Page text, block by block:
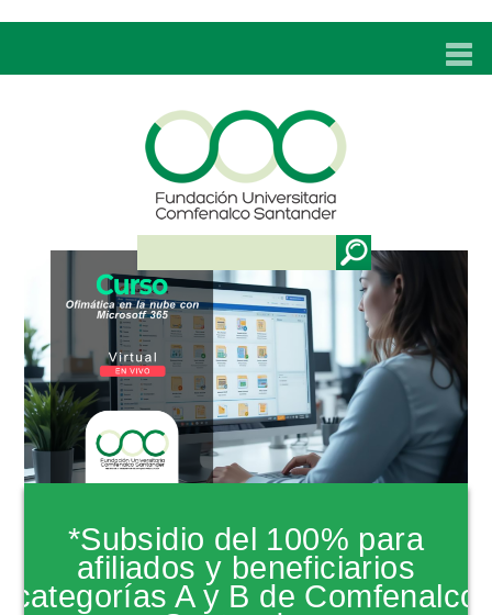
UNC
ADMISIONES
PROGRAMAS
TÉCNICOS LABORALES
BIENESTAR
BIBLIOTECA
INVESTIGACIONES
EDUCACIÓN CONTINUA
NOTICIAS
*Subsidio del 100% para
afiliados y beneficiarios
categorías A y B de Comfenalco